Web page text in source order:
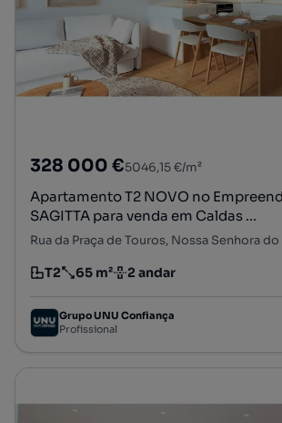
328 000 €5046,15 €/m²
Apartamento T2 NOVO no
SAGITTA para venda em Caldas ...
Tipologia
T2
Preço por metro quadrado
65 m²
Andar 2 andar
Grupo UNU Confiança
Profissional